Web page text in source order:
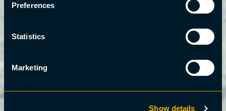
Preferences
Statistics
Marketing
Show details